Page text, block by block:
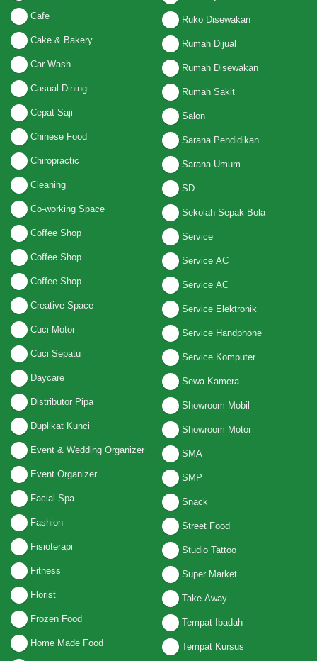
Cafe
Cake & Bakery
Car Wash
Casual Dining
Cepat Saji
Chinese Food
Chiropractic
Cleaning
Co-working Space
Coffee Shop
Coffee Shop
Coffee Shop
Creative Space
Cuci Motor
Cuci Sepatu
Daycare
Distributor Pipa
Duplikat Kunci
Event & Wedding Organizer
Event Organizer
Facial Spa
Fashion
Fisioterapi
Fitness
Florist
Frozen Food
Home Made Food
Ruko Disewakan
Rumah Dijual
Rumah Disewakan
Rumah Sakit
Salon
Sarana Pendidikan
Sarana Umum
SD
Sekolah Sepak Bola
Service
Service AC
Service AC
Service Elektronik
Service Handphone
Service Komputer
Sewa Kamera
Showroom Mobil
Showroom Motor
SMA
SMP
Snack
Street Food
Studio Tattoo
Super Market
Take Away
Tempat Ibadah
Tempat Kursus